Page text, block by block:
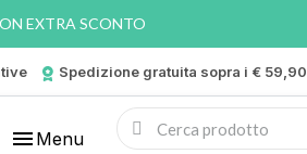
EXTRA SCONTO
Spedizione gratuita sopra i € 59,90
menu Menu